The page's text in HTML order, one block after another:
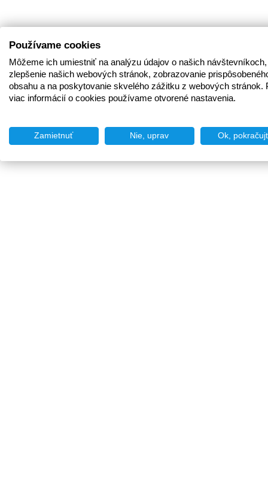
Používame cookies
Môžeme ich umiestniť na analýzu údajov o našich
zlepšenie našich webových stránok, zobrazovanie
obsahu a na poskytovanie skvelého zážitku z webových stránok.
viac informácií o cookies používame otvorené nastavenia.
Zamietnuť Nie, uprav Ok,